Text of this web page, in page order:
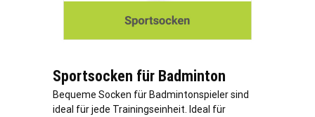
Sportsocken für Badminton
Bequeme Socken für Badmintonspieler sind
ideal für jede Trainingseinheit. Ideal für